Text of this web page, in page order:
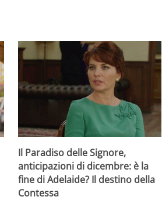
Il Paradiso delle Signore,
anticipazioni di dicembre: è la
fine di Adelaide? Il destino della
Contessa